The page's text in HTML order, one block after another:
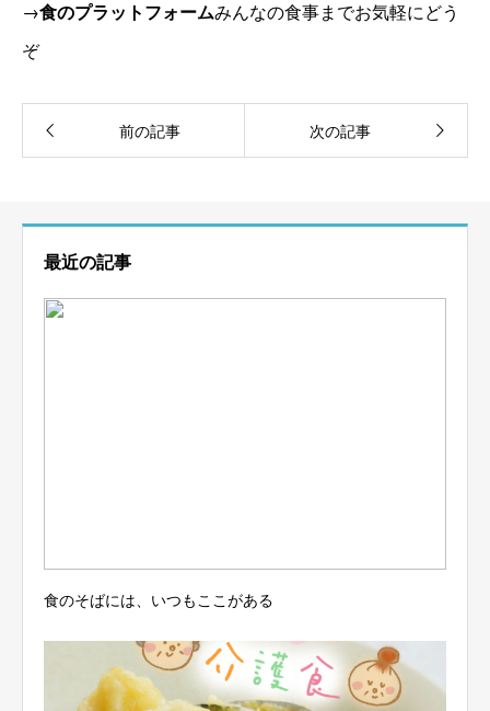
→食のプラットフォームみんなの食事までお気軽にどう
ぞ
最近の記事
食のそばには、いつもここがある